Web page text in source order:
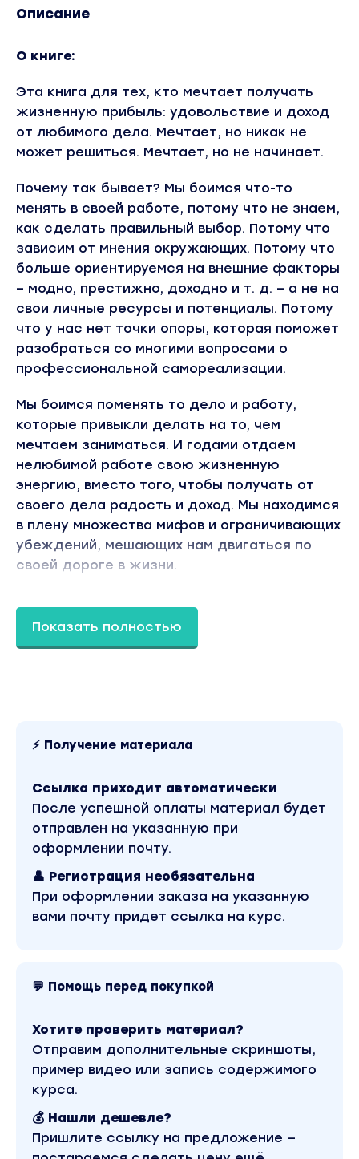
Описание
О книге:
Эта книга для тех, кто мечтает получать
жизненную прибыль: удовольствие и доход
от любимого дела. Мечтает, но никак не
может решиться. Мечтает, но не начинает.
Почему так бывает? Мы боимся что-то
менять в своей работе, потому что не знаем,
как сделать правильный выбор. Потому что
зависим от мнения окружающих. Потому что
больше ориентируемся на внешние факторы
– модно, престижно, доходно и т. д. – а не на
свои личные ресурсы и потенциалы. Потому
что у нас нет точки опоры, которая поможет
разобраться со многими вопросами о
профессиональной самореализации.
Мы боимся поменять то дело и работу,
которые привыкли делать на то, чем
мечтаем заниматься. И годами отдаем
нелюбимой работе свою жизненную
энергию, вместо того, чтобы получать от
своего дела радость и доход. Мы находимся
в плену множества мифов и ограничивающих
убеждений, мешающих нам двигаться по
своей дороге в жизни.
вам найти идею для своего дела и начать
зарабатывать на нем. Это не волшебная
от ее прочтения.
Вы находитесь на странице товара «Мария
Точилина, Маргарита Былинина - Как найти
идею и начать зарабатывать (2021)». Это
материал 2021 года. Оригинальная стоимость
курса у автора составляет 400 рублей. В
магазине Coursx.net данный материал доступен
за 99 рублей. Обучающий курс входит в рубрику
«Эзотерика и оккультизм». Другие материалы
автора «Мария Точилина, Маргарита Былинина»
можно найти через поиск по сайту.
Показать полностью
⚡ Получение материала
Ссылка приходит автоматически
После успешной оплаты материал будет
отправлен на указанную при
оформлении почту.
👤 Регистрация необязательна
При оформлении заказа на указанную
вами почту придет ссылка на курс.
💬 Помощь перед покупкой
Хотите проверить материал?
Отправим дополнительные скриншоты,
пример видео или запись содержимого
курса.
💰 Нашли дешевле?
Пришлите ссылку на предложение —